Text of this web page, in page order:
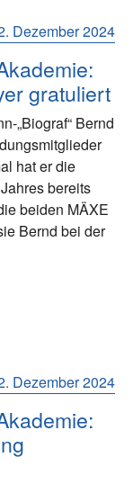
Dezember 2024
gratuliert
„Biograf“ Bernd
hat er die
bereits
beiden MÄXE
Bernd bei der
Dezember 2024